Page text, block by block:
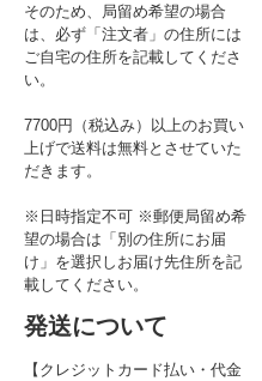
そのため、局留め希望の場合
は、必ず「注文者」の住所には
ご自宅の住所を記載してくださ
い。
7700円（税込み）以上のお買い
上げで送料は無料とさせていた
だきます。
※日時指定不可 ※郵便局留め希
望の場合は「別の住所にお届
け」を選択しお届け先住所を記
載してください。
発送について
【クレジットカード払い・代金